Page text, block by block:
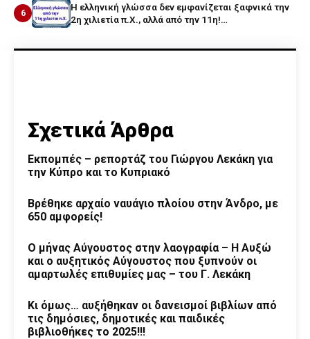
6
Η ελληνική γλώσσα δεν εμφανίζεται ξαφνικά την
2η χιλιετία π.Χ., αλλά από την 11η!…
Σχετικά Άρθρα
Εκπομπές – ρεπορτάζ του Γιώργου Λεκάκη για
την Κύπρο και το Κυπριακό
Βρέθηκε αρχαίο ναυάγιο πλοίου στην Άνδρο, με
650 αμφορείς!
Ο μήνας Αύγουστος στην λαογραφία – Η Αυξώ
και ο αυξητικός Αύγουστος που ξυπνούν οι
αμαρτωλές επιθυμίες μας – του Γ. Λεκάκη
Κι όμως… αυξήθηκαν οι δανεισμοί βιβλίων από
τις δημόσιες, δημοτικές και παιδικές
βιβλιοθήκες το 2025!!!